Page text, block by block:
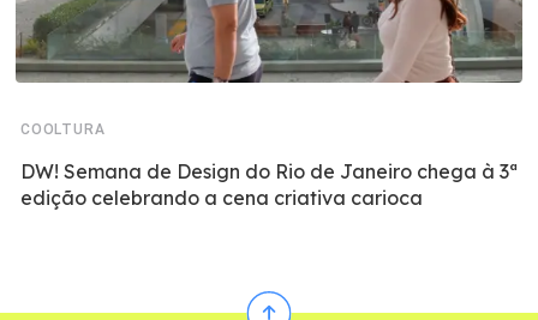
COOLTURA
DW! Semana de Design do Rio de Janeiro chega à 3ª
edição celebrando a cena criativa carioca